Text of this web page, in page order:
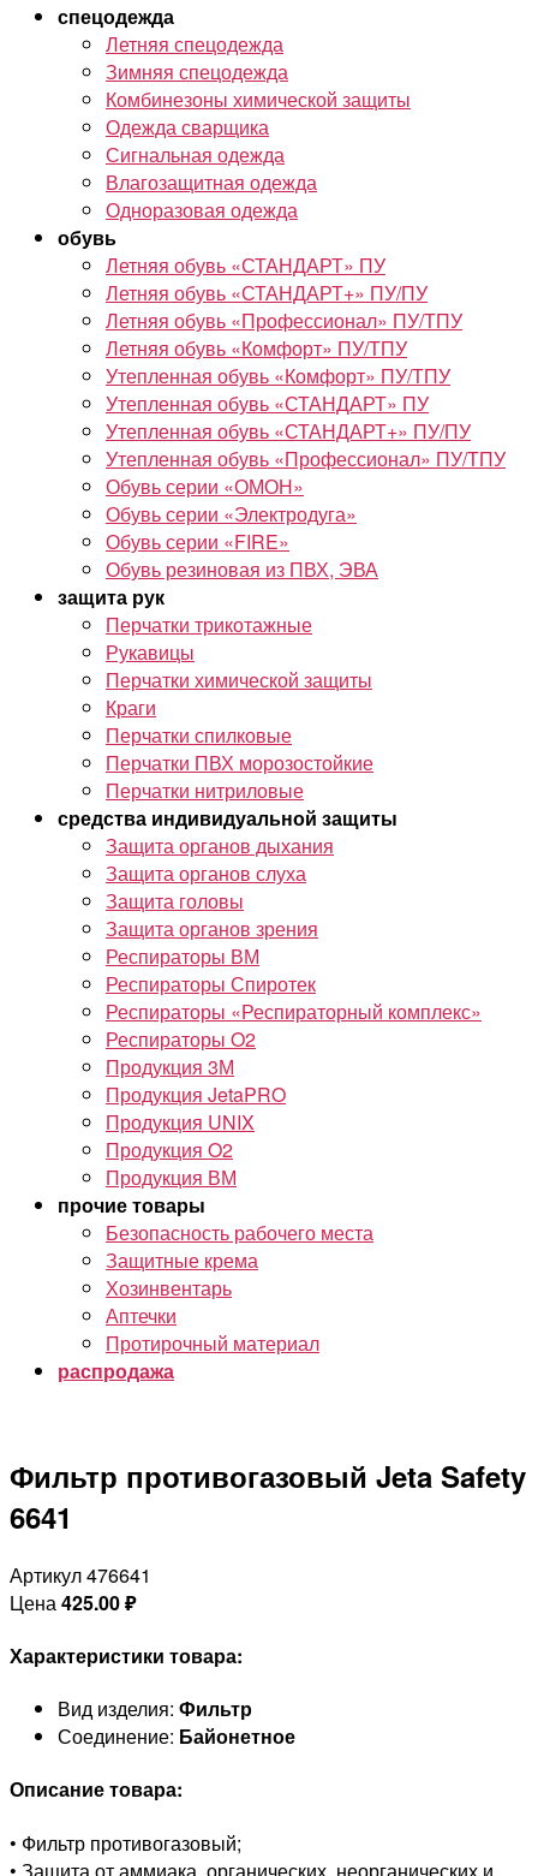
спецодежда
Летняя спецодежда
Зимняя спецодежда
Комбинезоны химической защиты
Одежда сварщика
Сигнальная одежда
Влагозащитная одежда
Одноразовая одежда
обувь
Летняя обувь «СТАНДАРТ» ПУ
Летняя обувь «СТАНДАРТ+» ПУ/ПУ
Летняя обувь «Профессионал» ПУ/ТПУ
Летняя обувь «Комфорт» ПУ/ТПУ
Утепленная обувь «Комфорт» ПУ/ТПУ
Утепленная обувь «СТАНДАРТ» ПУ
Утепленная обувь «СТАНДАРТ+» ПУ/ПУ
Утепленная обувь «Профессионал» ПУ/ТПУ
Обувь серии «ОМОН»
Обувь серии «Электродуга»
Обувь серии «FIRE»
Обувь резиновая из ПВХ, ЭВА
защита рук
Перчатки трикотажные
Рукавицы
Перчатки химической защиты
Краги
Перчатки спилковые
Перчатки ПВХ морозостойкие
Перчатки нитриловые
средства индивидуальной защиты
Защита органов дыхания
Защита органов слуха
Защита головы
Защита органов зрения
Респираторы ВМ
Респираторы Спиротек
Респираторы «Респираторный комплекс»
Респираторы O2
Продукция 3М
Продукция JetaPRO
Продукция UNIX
Продукция O2
Продукция ВМ
прочие товары
Безопасность рабочего места
Защитные крема
Хозинвентарь
Аптечки
Протирочный материал
распродажа
Фильтр противогазовый Jeta Safety
6641
Артикул 476641
Цена425.00₽
Характеристики товара:
Вид изделия: Фильтр
Соединение: Байонетное
Описание товара:
• Фильтр противогазовый;
• Защита от аммиака, органических, неорганических и